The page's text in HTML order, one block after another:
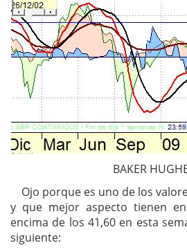
BAKER
Ojo porque es uno de los
y que mejor aspecto tienen
encima de los 41,60 en esta
siguiente: